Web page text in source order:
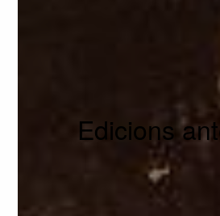
Edicions